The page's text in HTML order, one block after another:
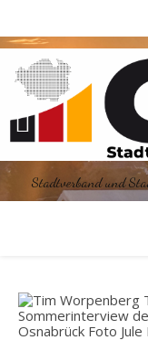
Stadtverband und